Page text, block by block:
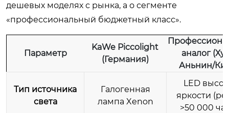
дешевых моделях с рынка, а о сегменте
«профессиональный бюджетный класс».
Параметр
KaWe Piccolight
(Германия)
аналог
Аньнин/
Тип источника
света
Галогенная
лампа Xenon
LED
яркости
>50 000